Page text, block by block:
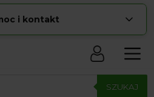
i kontakt
pokaż numer
SZUKAJ